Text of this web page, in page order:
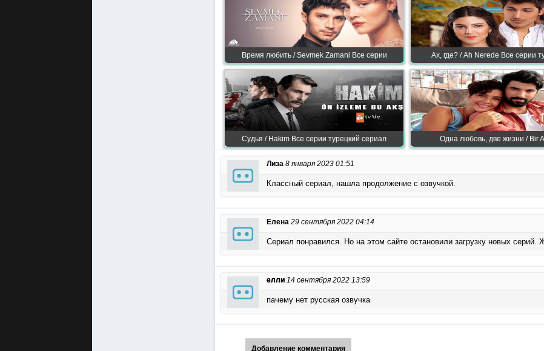
Время любить / Sevmek Zamani Все серии Ах, где? / Ah Nerede Все серии
Судья / Hakim Все серии турецкий сериал Одна любовь, две жизни / Bir
Лиза 8 января 2023 01:51
Классный сериал, нашла продолжение с озвучкой.
Елена 29 сентября 2022 04:14
Сериал понравился. Но на этом сайте остановили загрузку новых серий.
елли 14 сентября 2022 13:59
пачему нет русская озвучка
Добавление комментария